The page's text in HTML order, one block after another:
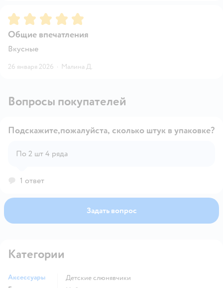
Рейтинг:5
Общие впечатления
Вкусные
26 января 2026 · Малина Д.
Вопросы покупателей
Подскажите,пожалуйста, сколько штук в упаковке?
По 2 шт 4 ряда
1 ответ
Задать вопрос
Категории
Аксессуары
детские слюнявчики